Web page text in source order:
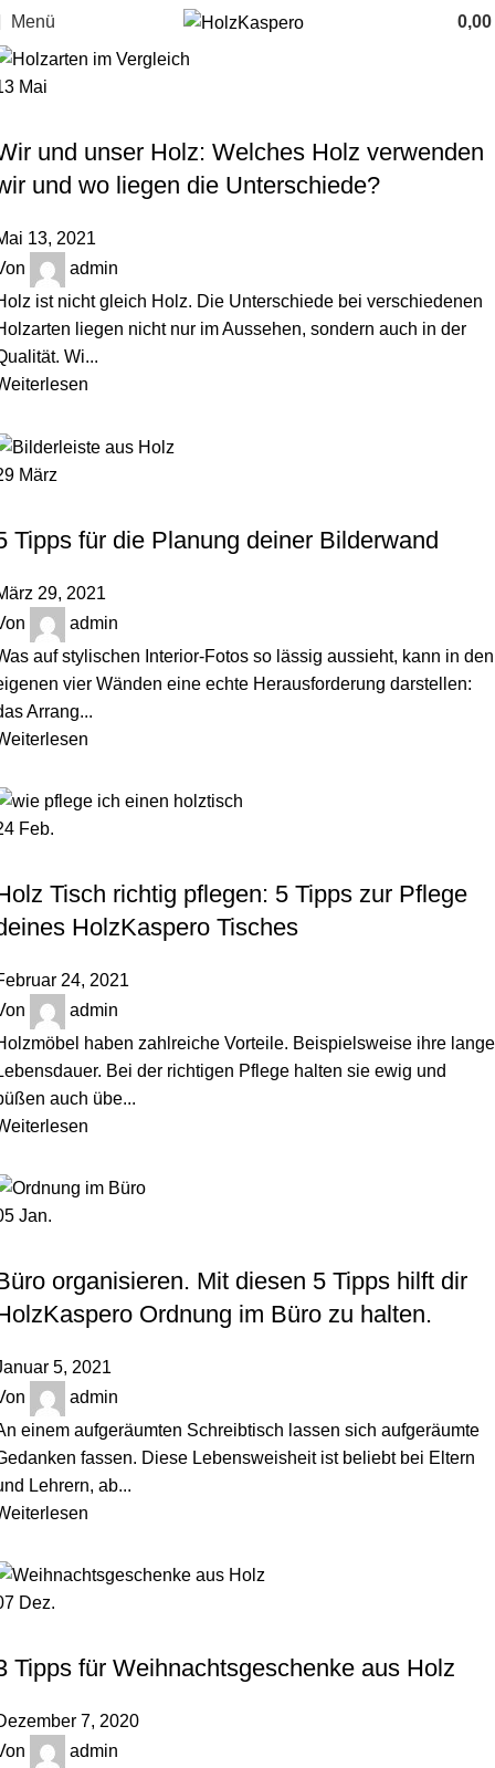
Menü 0,00
Mai
und unser Holz: Welches Holz verwenden
und wo liegen die Unterschiede?
13, 2021
admin
ist nicht gleich Holz. Die Unterschiede bei verschiedenen
liegen nicht nur im Aussehen, sondern auch in der
Wi...
März
Tipps für die Planung deiner Bilderwand
29, 2021
admin
auf stylischen Interior-Fotos so lässig aussieht, kann in den
vier Wänden eine echte Herausforderung darstellen:
Arrang...
Feb.
Tisch richtig pflegen: 5 Tipps zur Pflege
HolzKaspero Tisches
24, 2021
admin
haben zahlreiche Vorteile. Beispielsweise ihre lange
Bei der richtigen Pflege halten sie ewig und
auch übe...
Jan.
organisieren. Mit diesen 5 Tipps hilft dir
Ordnung im Büro zu halten.
5, 2021
admin
einem aufgeräumten Schreibtisch lassen sich aufgeräumte
fassen. Diese Lebensweisheit ist beliebt bei Eltern
Lehrern, ab...
Dez.
Tipps für Weihnachtsgeschenke aus Holz
7, 2020
admin